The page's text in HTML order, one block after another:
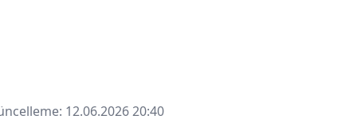
12.06.2026 20:40